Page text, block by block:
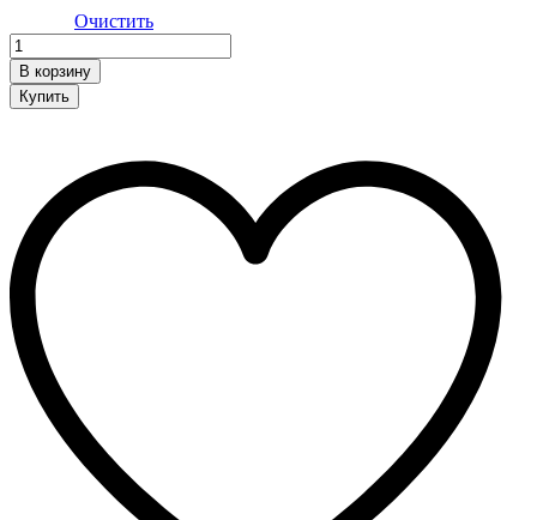
Очистить
Кроссовки
quantity
В корзину
Купить